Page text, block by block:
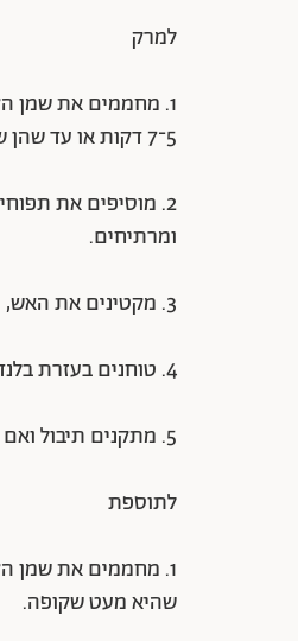
למרק
1. מחממים את שמן
5־7 דקות או עד שהן שקופות.
2. מוסיפים את
ומרתיחים.
3. מקטינים את האש, מכסים ומבשלים במשך 30־40 דקות, עד שהירקות רכים.
4. טוחנים בעזרת בלנדר מוט ידני עד קבלת מרקם חלק. תוך כדי הטחינה מוסיפים את קרם הקוקוס.
5. מתקנים תיבול ואם המרק סמיך מדי מוסיפים מעט מים.
לתוספת
שהיא מעט שקופה.